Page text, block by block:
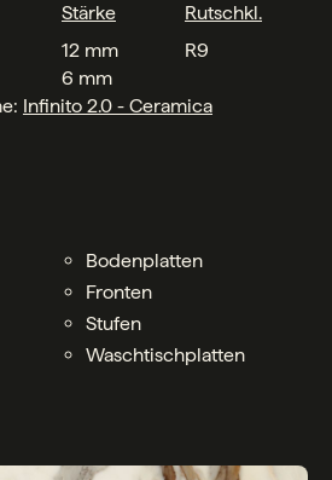
Stärke
Rutschkl.
12 mm
R9
6 mm
Infinito 2.0 - Ceramica
Bodenplatten
Fronten
Stufen
Waschtischplatten